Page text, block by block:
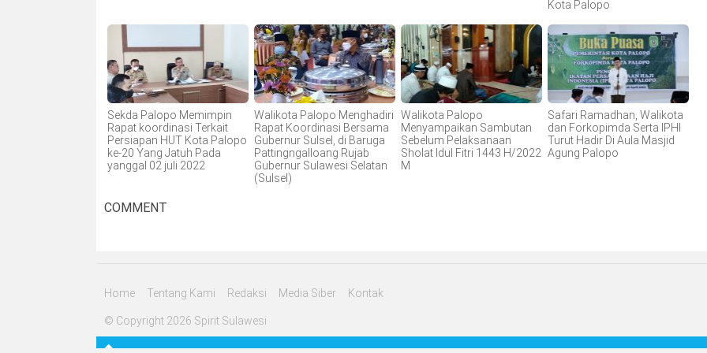
Kota Palopo
Sekda Palopo Memimpin
Rapat koordinasi Terkait
Persiapan HUT Kota Palopo
ke-20 Yang Jatuh Pada
yanggal 02 juli 2022
Walikota Palopo Menghadiri
Rapat Koordinasi Bersama
Gubernur Sulsel, di Baruga
Pattingngalloang Rujab
Gubernur Sulawesi Selatan
(Sulsel)
Walikota Palopo
Menyampaikan Sambutan
Sebelum Pelaksanaan
Sholat Idul Fitri 1443 H/2022
M
Safari Ramadhan, Walikota
dan Forkopimda Serta IPHI
Turut Hadir Di Aula Masjid
Agung Palopo
COMMENT
Home Tentang Kami Redaksi Media Siber Kontak
© Copyright 2026 Spirit Sulawesi